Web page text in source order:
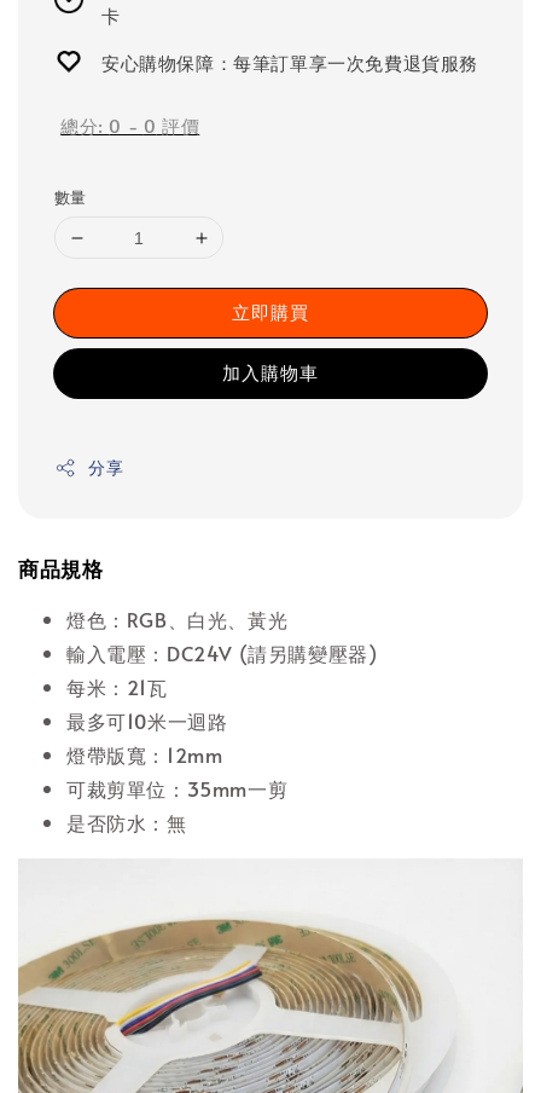
卡
安心購物保障：每筆訂單享一次免費退貨服務
總分: 0 - 0 評價
數量
立即購買
加入購物車
分享
商品規格
燈色：RGB、白光、黃光
輸入電壓：DC24V (請另購變壓器)
每米：21瓦
最多可10米一迴路
燈帶版寬：12mm
可裁剪單位：35mm一剪
是否防水：無